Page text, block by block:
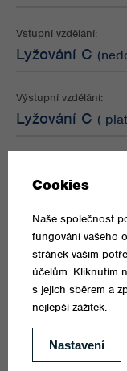
Vstupní vzdělání:
Lyžování C
Výstupní vzdělání:
Lyžování C (